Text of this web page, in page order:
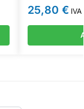
25,80 €